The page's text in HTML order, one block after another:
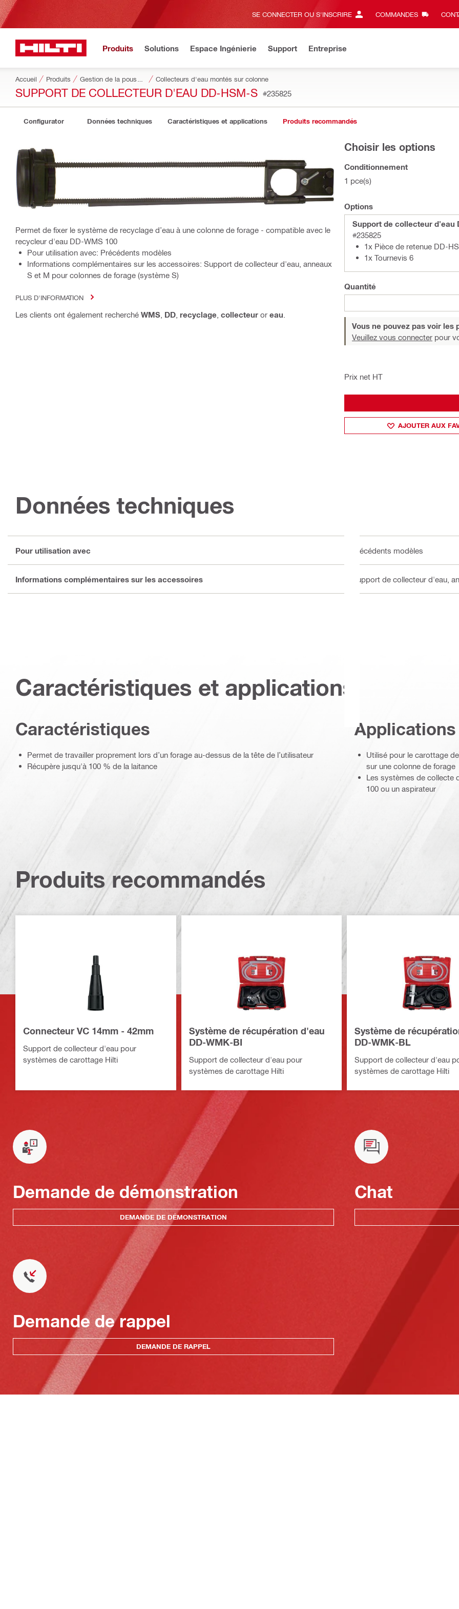
SE CONNECTER OU S'INSCRIRE COMMANDES
Produits Solutions Espace Ingénierie Support Entreprise
Accueil Produits Collecteurs d'eau montés sur colonne
SUPPORT DE COLLECTEUR D'EAU DD-HSM-S #235825
Configurator Données techniques Caractéristiques et applications Produits recommandés
Permet de fixer le système de recyclage d’eau à une colonne de forage - compatible avec le
recycleur d'eau DD-WMS 100
Pour utilisation avec: Précédents modèles
Informations complémentaires sur les accessoires: Support de collecteur d'eau, anneaux
S et M pour colonnes de forage (système S)
PLUS D'INFORMATION
Les clients ont également recherché WMS DD recyclage collecteur or eau
Choisir les options
Conditionnement
1 pce(s)
Options
Support de collecteur d'eau
#235825
1x Pièce de retenue DD-
1x Tournevis 6
Quantité
Vous ne pouvez pas voir les
Veuillez vous connecter pour
Prix net HT
AJOUTER AUX
Données techniques
Pour utilisation avec Précédents modèles
Informations complémentaires sur les accessoires Support de collecteur d'eau,
Caractéristiques et applications
Caractéristiques
Permet de travailler proprement lors d’un forage au-dessus de la tête de l’utilisateur
Récupère jusqu'à 100 % de la laitance
Applications
Utilisé pour le carottage
sur une colonne de forage
Les systèmes de collecte
100 ou un aspirateur
Produits recommandés
Connecteur VC 14mm - 42mm
Support de collecteur d'eau pour
systèmes de carottage Hilti
Système de récupération d'eau
DD-WMK-BI
Support de collecteur d'eau pour
systèmes de carottage Hilti
Système de
DD-WMK-BL
Support de collecteur d'eau
systèmes de carottage Hilti
Demande de démonstration
DEMANDE DE DÉMONSTRATION
Chat
Demande de rappel
DEMANDE DE RAPPEL